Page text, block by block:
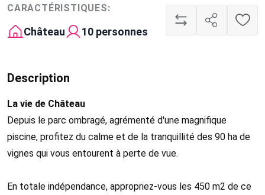
CARACTÉRISTIQUES:
Château 10 personnes
Description
La vie de Château
Depuis le parc ombragé, agrémenté d'une magnifique
piscine, profitez du calme et de la tranquillité des 90 ha de
vignes qui vous entourent à perte de vue.
En totale indépendance, appropriez-vous les 450 m2 de ce